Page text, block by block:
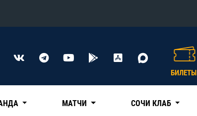
Конференция «Восток»
БИЛЕТЫ
МАТЧИ СОЧИ КЛАБ